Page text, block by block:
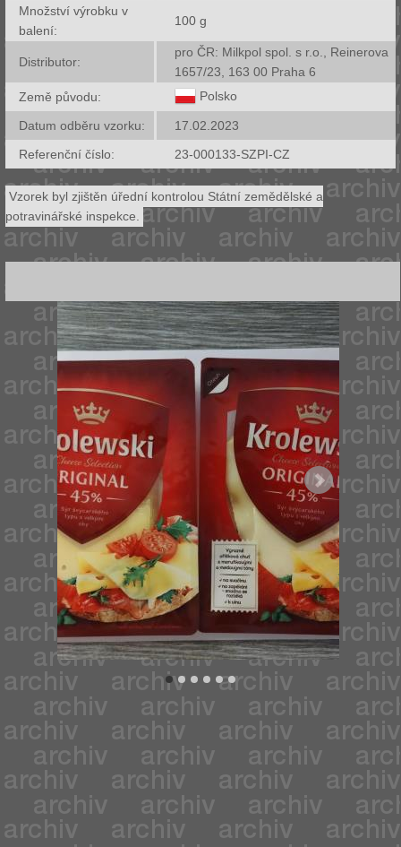
Množství výrobku v
balení:
100 g
Distributor:
pro ČR: Milkpol spol. s r.o., Reinerova
1657/23, 163 00 Praha 6
Země původu:
Polsko
Datum odběru vzorku:
17.02.2023
Referenční číslo:
23-000133-SZPI-CZ
Vzorek byl zjištěn úřední kontrolou Státní zemědělské a
potravinářské inspekce.